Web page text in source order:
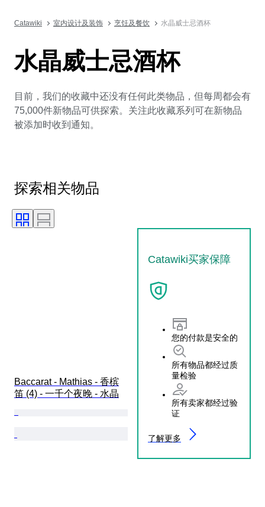
Catawiki 室内设计及装饰 烹饪及餐饮 水晶威士忌酒杯
水晶威士忌酒杯
目前，我们的收藏中还没有任何此类物品，但每周都会有
75,000件新物品可供探索。关注此收藏系列可在新物品
被添加时收到通知。
探索相关物品
Catawiki买家保障
您的付款是安全的
所有物品都经过质
量检验
所有卖家都经过验
证
了解更多
Baccarat - Mathias - 香槟
笛 (4) - 一千个夜晚 - 水晶